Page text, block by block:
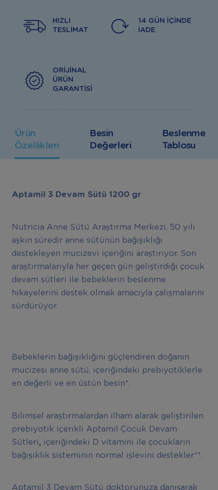
HIZLI
TESLIMAT
14 GÜN İÇINDE
İADE
ORIJINAL
ÜRÜN
GARANTISI
Ürün
Özellikleri
Besin
Değerleri
Beslenme
Tablosu
Aptamil 3 Devam Sütü 1200 gr
Nutricia Anne Sütü Araştırma Merkezi, 50 yılı
aşkın süredir anne sütünün bağışıklığı
destekleyen mucizevi içeriğini araştırıyor. Son
araştırmalarıyla her geçen gün geliştirdiği çocuk
devam sütleri ile bebeklerin beslenme
hikayelerini destek olmak amacıyla çalışmalarını
sürdürüyor.
Bebeklerin bağışıklığını güçlendiren doğanın
mucizesi anne sütü, içeriğindeki prebiyotiklerle
en değerli ve en üstün besin*.
Bilimsel araştırmalardan ilham alarak geliştirilen
prebiyotik içerikli Aptamil Çocuk Devam
Sütleri,içeriğindeki D vitamini ile çocukların
bağışıklık sisteminin normal işlevini destekler**.
Aptamil 3 Devam Sütü doktorunuza danışarak